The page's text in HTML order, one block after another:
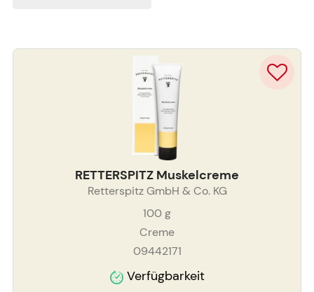
RETTERSPITZ Muskelcreme
Retterspitz GmbH & Co. KG
100g
Creme
09442171
Verfügbarkeit